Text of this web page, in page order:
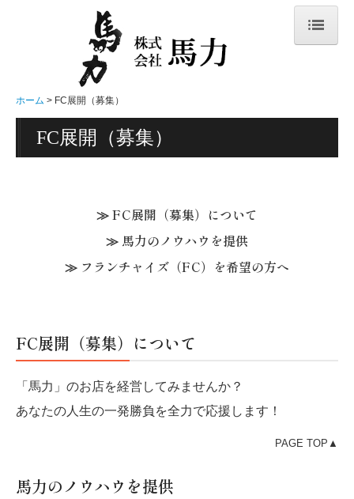
メニュー表
大衆酒場 馬力のこだわり
ビジネスの特長
FC展開（募集）
お問合せ
ホーム FC展開（募集）
FC展開（募集）
≫FC展開（募集）について
≫ 馬力のノウハウを提供
≫ フランチャイズ（FC）を希望の方へ
FC展開（募集）について
「馬力」のお店を経営してみませんか？
あなたの人生の一発勝負を全力で応援します！
PAGE TOP▲
馬力のノウハウを提供